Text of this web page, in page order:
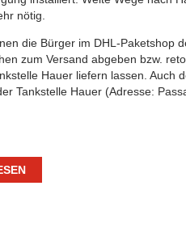
nötig.
die Bürger im DHL-Paketshop
zum Versand abgeben bzw.
Hauer liefern lassen. Auch
Tankstelle Hauer (Adresse: